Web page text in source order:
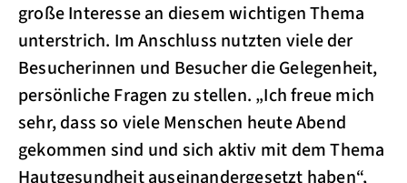
große Interesse an diesem wichtigen Thema
unterstrich. Im Anschluss nutzten viele der
Besucherinnen und Besucher die Gelegenheit,
persönliche Fragen zu stellen. „Ich freue mich
sehr, dass so viele Menschen heute Abend
gekommen sind und sich aktiv mit dem Thema
Hautgesundheit auseinandergesetzt haben“,